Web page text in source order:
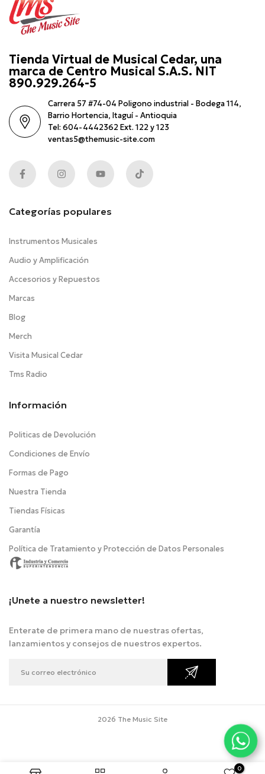
Tienda Virtual de Musical Cedar, una
marca de Centro Musical S.A.S. NIT
890.929.264-5
Carrera 57 #74-04 Poligono industrial - Bodega 114,
Barrio Hortencia, Itaguí - Antioquia
Tel: 604-4442362 Ext. 122 y 123
ventas5@themusic-site.com
Categorías populares
Instrumentos Musicales
Audio y Amplificación
Accesorios y Repuestos
Marcas
Blog
Merch
Visita Musical Cedar
Tms Radio
Información
Politicas de Devolución
Condiciones de Envío
Formas de Pago
Nuestra Tienda
Tiendas Físicas
Garantía
Política de Tratamiento y Protección de Datos Personales
¡Unete a nuestro newsletter!
Enterate de primera mano de nuestras ofertas,
lanzamientos y consejos de nuestros expertos.
2026 The Music Site
0